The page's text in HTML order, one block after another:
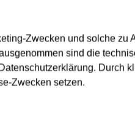
Zwecken und solche zu
sind die
Durch
Zwecken setzen.